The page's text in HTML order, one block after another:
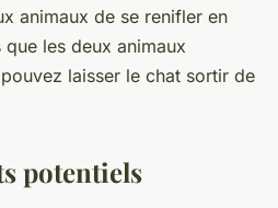
animaux de se renifler en
les deux animaux
laisser le chat sortir de
potentiels